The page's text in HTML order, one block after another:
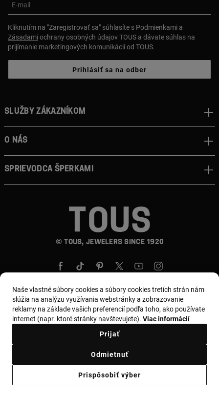
E-mail
Kliknutím na "Zaregistrovať sa" súhlasíte s Podmienkami a
Zásadamiochrany osobných údajov TOUS a dávate súhlas na
prijímanie marketingových komunikácií od TOUS.
Prihlásiť sa na odber
© TOUS, JEWELERS SINCE 1920
Služby zákazníkom
O nás
Sprievodca šperkami
Krajina a mena:Slovakia / Euro
Zásady používania súborov cookie
Naše vlastné súbory cookies a súbory cookies tretích strán nám
slúžia na analýzu využívania webstránky a zobrazovanie
reklamy na základe vašich preferencií podľa toho, ako používate
internet (napr. ktoré stránky navštevujete). Viac informácií
Prispôsobiť výber
Odmietnuť
Prijať